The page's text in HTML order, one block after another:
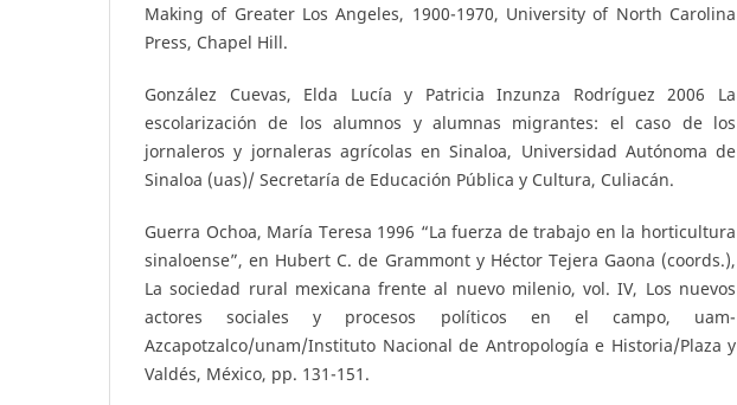
Making of Greater Los Angeles, 1900-1970, University of North Carolina
Press, Chapel Hill.
González Cuevas, Elda Lucía y Patricia Inzunza Rodríguez 2006 La
escolarización de los alumnos y alumnas migrantes: el caso de los
jornaleros y jornaleras agrícolas en Sinaloa, Universidad Autónoma de
Sinaloa (uas)/ Secretaría de Educación Pública y Cultura, Culiacán.
Guerra Ochoa, María Teresa 1996 “La fuerza de trabajo en la horticultura
sinaloense”, en Hubert C. de Grammont y Héctor Tejera Gaona (coords.),
La sociedad rural mexicana frente al nuevo milenio, vol. IV, Los nuevos
actores sociales y procesos políticos en el campo, uam-
Azcapotzalco/unam/Instituto Nacional de Antropología e Historia/Plaza y
Valdés, México, pp. 131-151.